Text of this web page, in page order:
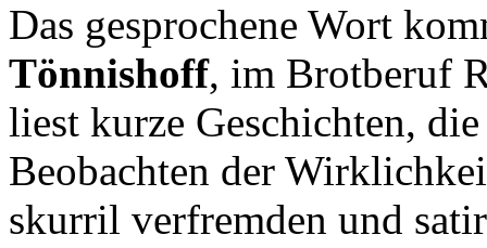
Das gesprochene Wort
Tönnishoff, im Brotberuf
liest kurze Geschichten,
Beobachten der
skurril verfremden und